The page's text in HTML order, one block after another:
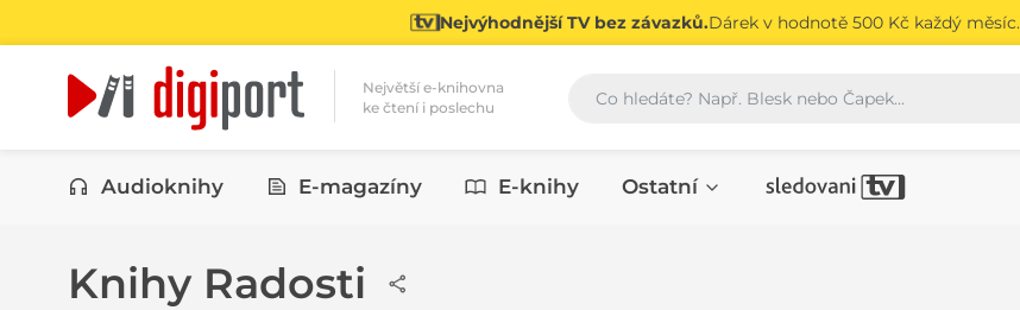
Nejvýhodnější TV bez závazků.Dárek v hodnotě 500 Kč každý měsíc.
Největší e-knihovna
ke čtení i poslechu
Vyhledávání
Kategorie
Audioknihy E-magazíny E-knihy Ostatní
Knihy Radosti